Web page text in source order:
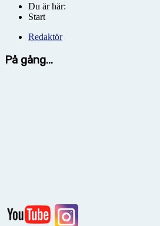
Du är här:
Start
Redaktör
På gång...